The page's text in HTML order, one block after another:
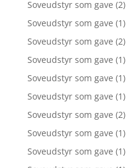
Soveudstyr som gave (2)
Soveudstyr som gave (1)
Soveudstyr som gave (2)
Soveudstyr som gave (1)
Soveudstyr som gave (1)
Soveudstyr som gave (1)
Soveudstyr som gave (2)
Soveudstyr som gave (1)
Soveudstyr som gave (1)